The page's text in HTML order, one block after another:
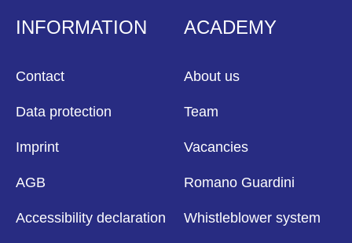
INFORMATION
Contact
Data protection
Imprint
AGB
Accessibility declaration
ACADEMY
About us
Team
Vacancies
Romano Guardini
Whistleblower system